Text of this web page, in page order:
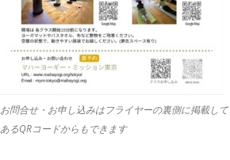
お問合せ・お申し込みはフライヤーの裏側に掲載して
あるQRコードからもできます